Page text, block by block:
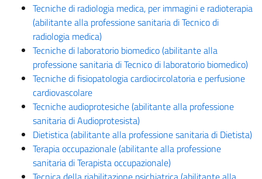
Tecniche di radiologia medica, per immagini e radioterapia
(abilitante alla professione sanitaria di Tecnico di
radiologia medica)
Tecniche di laboratorio biomedico (abilitante alla
professione sanitaria di Tecnico di laboratorio biomedico)
Tecniche di fisiopatologia cardiocircolatoria e perfusione
cardiovascolare
Tecniche audioprotesiche (abilitante alla professione
sanitaria di Audioprotesista)
Dietistica (abilitante alla professione sanitaria di Dietista)
Terapia occupazionale (abilitante alla professione
sanitaria di Terapista occupazionale)